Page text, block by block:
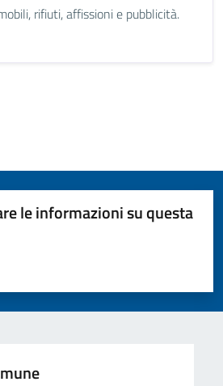
rifiuti, affissioni e pubblicità.
le informazioni su questa
5 stelle su 5
su 5
su 5